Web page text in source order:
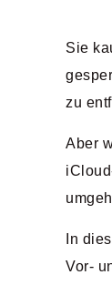
Sie
zu
Aber
In
Vor-